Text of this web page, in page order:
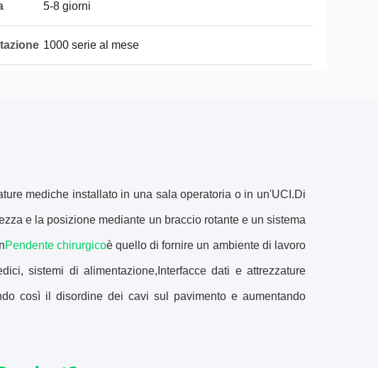
5-8 giorni
1000 serie al mese
mediche installato in una sala operatoria o in un'UCI.Di
e la posizione mediante un braccio rotante e un sistema
Pendente chirurgicoè quello di fornire un ambiente di lavoro
sistemi di alimentazione,Interfacce dati e attrezzature
così il disordine dei cavi sul pavimento e aumentando